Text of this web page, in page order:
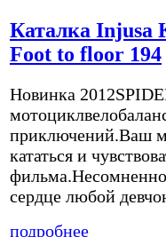
Каталка Injusa
Foot to floor 194
Новинка
приключений.Ваш
кататься и
сердце любой
подробнее